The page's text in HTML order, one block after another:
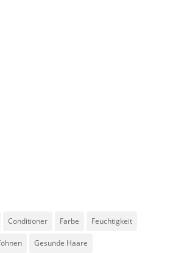
Conditioner Farbe Feuchtigkeit
Gesunde Haare